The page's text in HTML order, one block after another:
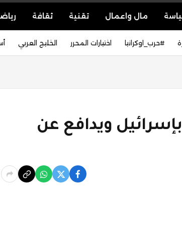
مال واعمال تقنية ثقافة
#حرب_اوكرانيا اختيارات المحرر الخليج العربي
ويدافع عن